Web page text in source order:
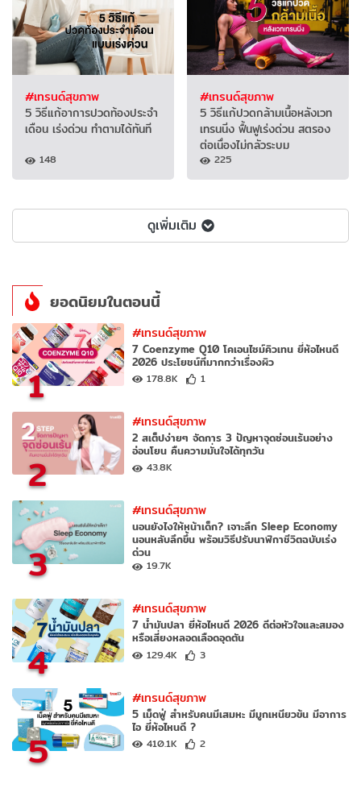
#เทรนด์สุขภาพ
5 วิธีแก้อาการปวดท้องประจำ
เดือน เร่งด่วน ทำตามได้ทันที
148
#เทรนด์สุขภาพ
5 วิธีแก้ปวดกล้ามเนื้อหลังเวท
เทรนนิ่ง ฟื้นฟูเร่งด่วน สตรอง
ต่อเนื่องไม่กลัวระบม
225
ดูเพิ่มเติม
ยอดนิยมในตอนนี้
1
#เทรนด์สุขภาพ
7 Coenzyme Q10 โคเอนไซม์คิวเทน ยี่ห้อไหนดี
2026 ประโยชน์ที่มากกว่าเรื่องผิว
178.8K 1
2
#เทรนด์สุขภาพ
2 สเต็ปง่ายๆ จัดการ 3 ปัญหาจุดซ่อนเร้นอย่าง
อ่อนโยน คืนความมั่นใจได้ทุกวัน
43.8K
3
#เทรนด์สุขภาพ
นอนยังไงให้หน้าเด็ก? เจาะลึก Sleep Economy
นอนหลับลึกขึ้น พร้อมวิธีปรับนาฬิกาชีวิตฉบับเร่ง
ด่วน
19.7K
4
#เทรนด์สุขภาพ
7 น้ำมันปลา ยี่ห้อไหนดี 2026 ดีต่อหัวใจและสมอง
หรือเสี่ยงหลอดเลือดอุดตัน
129.4K 3
5
#เทรนด์สุขภาพ
5 เม็ดฟู่ สำหรับคนมีเสมหะ มีมูกเหนียวข้น มีอาการ
ไอ ยี่ห้อไหนดี ?
410.1K 2